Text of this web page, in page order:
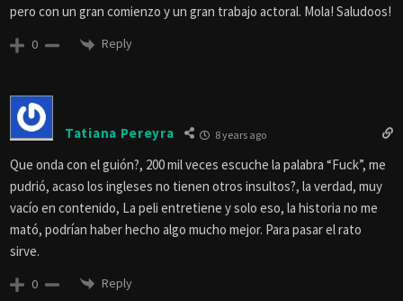
pero con un gran comienzo y un gran trabajo actoral. Mola! Saludoos!
0 Reply
Tatiana Pereyra 8 years ago
Que onda con el guión?, 200 mil veces escuche la palabra “Fuck”, me
pudrió, acaso los ingleses no tienen otros insultos?, la verdad, muy
vacío en contenido, La peli entretiene y solo eso, la historia no me
mató, podrían haber hecho algo mucho mejor. Para pasar el rato
sirve.
0 Reply